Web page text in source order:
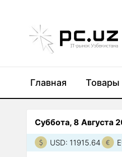
Главная Товары
Суббота, 8 Августа
USD: 11915.64